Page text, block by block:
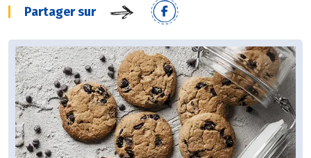
Partager sur